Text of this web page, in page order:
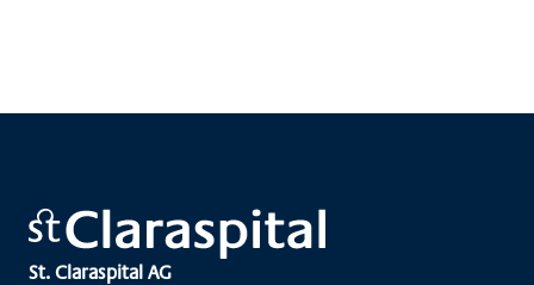
St. Claraspital AG